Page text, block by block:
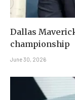
Dallas
championship
June 30, 2026